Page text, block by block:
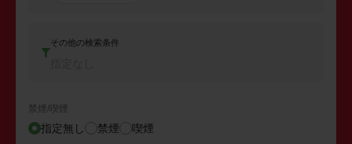
その他の検索条件
禁煙/喫煙
指定無し 禁煙 喫煙